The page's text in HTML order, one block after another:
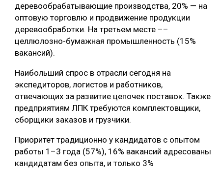
деревообрабатывающие производства, 20% — на
оптовую торговлю и продвижение продукции
деревообработки. На третьем месте ––
целлюлозно-бумажная промышленность (15%
вакансий).
Наибольший спрос в отрасли сегодня на
экспедиторов, логистов и работников,
отвечающих за развитие цепочек поставок. Также
предприятиям ЛПК требуются комплектовщики,
сборщики заказов и грузчики.
Приоритет традиционно у кандидатов с опытом
работы 1–3 года (57%), 16% вакансий адресованы
кандидатам без опыта, и только 3%